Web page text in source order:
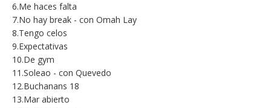
6.Me haces falta
7.No hay break - con Omah Lay
8.Tengo celos
9.Expectativas
10.De gym
11.Soleao - con Quevedo
12.Buchanans 18
13.Mar abierto